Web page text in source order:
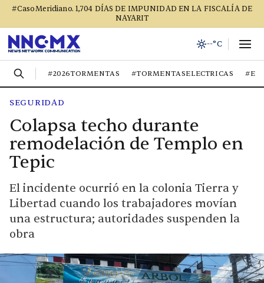
#CasoMeridiano. 1,704 DÍAS DE IMPUNIDAD EN LA FISCALÍA DE
NAYARIT
--°C
#2026TORMENTAS #TORMENTASELECTRICAS
SEGURIDAD
Colapsa techo durante
remodelación de Templo en
Tepic
El incidente ocurrió en la colonia Tierra y
Libertad cuando los trabajadores movían
una estructura; autoridades suspenden la
obra